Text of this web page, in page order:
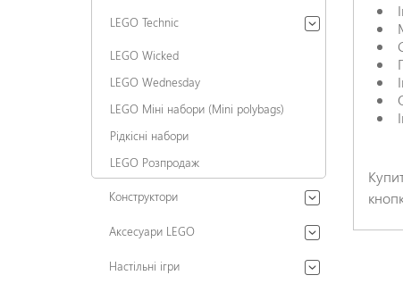
LEGO Technic
LEGO Wicked
LEGO Wednesday
LEGO Міні набори (Mini polybags)
Рідкісні набори
LEGO Розпродаж
Конструктори
Аксесуари LEGO
Настільні ігри